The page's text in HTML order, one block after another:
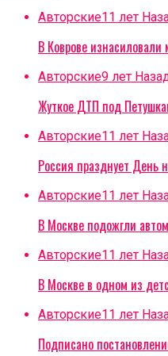
Авторские11 лет
В Коврове
Авторские9 лет
Жуткое ДТП под
Авторские11 лет
Россия празднует День
Авторские11 лет
В Москве подожгли
Авторские11 лет
В Москве в одном из
Авторские11 лет
Подписано